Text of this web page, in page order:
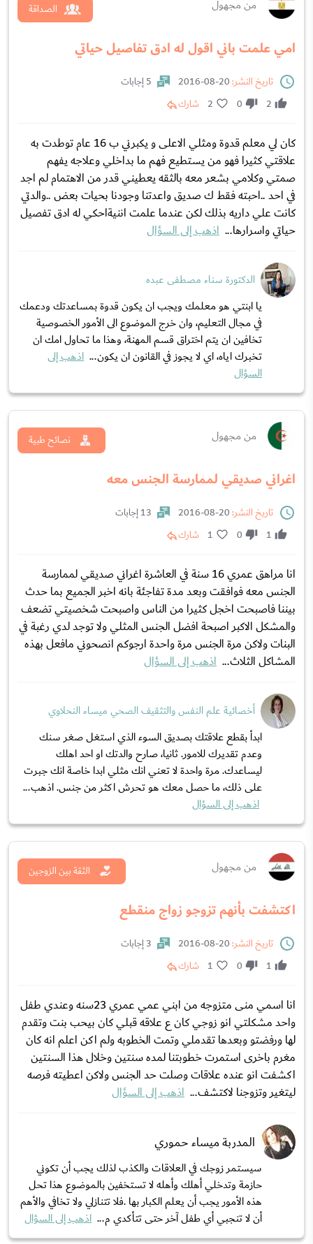
من مجهول
امي علمت باني اقول له ادق تفاصيل حياتي
الصداقة
تاريخ النشر:
5 إجابات
2
0
2 شارك
كان لي معلم قدوة ومثلي الاعلى و يكبرني ب 16 عام توطدت به
علاقتي كثيرا فهو من يستطيع فهم ما بداخلي وعلاجه يفهم
صمتي وكلامي بشعر معه بالثقه يعطيني قدر من الاهتمام لم اجد
في احد ..احبته فقط ك صديق واعدتنا وجودنا بحيات بعض ..والدتي
كانت علي داريه بذلك لكن عندما علمت اننيةاحكي له ادق تفصيل
حياتي واسرارها... اذهب إلى السؤال
الدكتورة سناء مصطفى عبده
يا ابنتي هو معلمك ويجب ان يكون قدوة بمساعدتك ودعمك
في مجال التعليم، وان خرج الموضوع الى الأمور الخصوصية
تخافين ان يتم اختراق قسم المهنة، وهذا ما تحاول امك ان
تخبرك اياه، اي لا يجوز في القانون ان يكون... اذهب إلى
السؤال
من مجهول
اغراني صديقي لممارسة الجنس معه
نصائح طبية
تاريخ النشر:
13 إجابات
1
0
1 شارك
انا مراهق عمري 16 سنة في العاشرة اغراني صديقي لممارسة
الجنس معه فوافقت وبعد مدة تفاجئة بانه اخبر الجميع بما حدث
بيننا فاصبحت اخجل كثيرا من الناس واصبحت شخصيتي تضعف
والمشكل الاكبر اصبحة افضل الجنس المثلي ولا توجد لدي رغبة في
البنات ولاكن مرة الجنس مرة واحدة ارجوكم انصحوني مافعل بهذه
المشاكل الثلاث... اذهب إلى السؤال
أخصائية علم النفس والتثقيف الصحي ميساء النحلاوي
ابدأ بقطع علاقتك بصديق السوء الذي استغل صغر سنك
وعدم تقديرك للامور. ثانيا، صارح والدتك او احد اهلك
ليساعدك. مرة واحدة لا تعني انك مثلي ابدا خاصة انك جبرت
على ذلك، ما حصل معك هو تحرش اكثر من جنس. اذهب...
اذهب إلى السؤال
من مجهول
اكتشفت بأنهم تزوجو زواج منقطع
الثقة بين الزوجين
تاريخ النشر:
3 إجابات
1
0
1 شارك
انا اسمي منى متزوجه من ابني عمي عمري 23سنه وعندي طفل
واحد مشكلتي انو زوجي كان ع علاقه قبلي كان بيحب بنت وتقدم
لها ورفضتو وبعدها تقدملي وتمت الخطوبه ولم اكن اعلم انه كان
مغرم باخرى استمرت خطوبتنا لمده سنتين وخلال هذا السنتين
اكشفت انو عنده علاقات وصلت حد الجنس ولاكن اعطيته فرصه
ليتغير وتزوجنا لاكتشف... اذهب إلى السؤال
المدربة ميساء حموري
سيستمر زوجك في العلاقات والكذب لذلك يجب أن تكوني
حازمة وتدخلي أهلك وأهله لا تستخفين بالموضوع هذا تحل
هذه الأمور يجب أن يعلم الكبار بها .فلا تتنازلي ولا تخافي والأهم
أن لا تنجبي أي طفل آخر حتى تتأكدي م... اذهب إلى السؤال